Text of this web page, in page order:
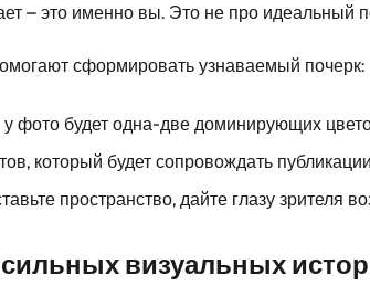
– это именно вы. Это не про идеальный
сформировать узнаваемый почерк:
у фото будет одна-две доминирующих
который будет сопровождать
пространство, дайте глазу зрителя
визуальных